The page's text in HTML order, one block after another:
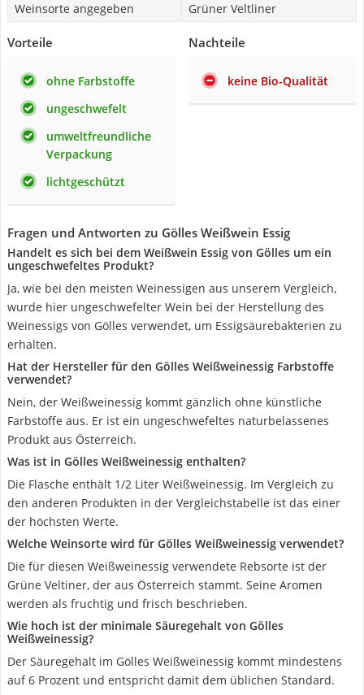
Weinsorte angegeben
Grüner Veltliner
Vorteile
ohne Farbstoffe
ungeschwefelt
umweltfreundliche
Verpackung
lichtgeschützt
Nachteile
keine Bio-Qualität
Fragen und Antworten zu Gölles Weißwein Essig
Handelt es sich bei dem Weißwein Essig von Gölles um ein
ungeschwefeltes Produkt?
Ja, wie bei den meisten Weinessigen aus unserem Vergleich,
wurde hier ungeschwefelter Wein bei der Herstellung des
Weinessigs von Gölles verwendet, um Essigsäurebakterien zu
erhalten.
Hat der Hersteller für den Gölles Weißweinessig Farbstoffe
verwendet?
Nein, der Weißweinessig kommt gänzlich ohne künstliche
Farbstoffe aus. Er ist ein ungeschwefeltes naturbelassenes
Produkt aus Österreich.
Was ist in Gölles Weißweinessig enthalten?
Die Flasche enthält 1/2 Liter Weißweinessig. Im Vergleich zu
den anderen Produkten in der Vergleichstabelle ist das einer
der höchsten Werte.
Welche Weinsorte wird für Gölles Weißweinessig verwendet?
Die für diesen Weißweinessig verwendete Rebsorte ist der
Grüne Veltiner, der aus Österreich stammt. Seine Aromen
werden als fruchtig und frisch beschrieben.
Wie hoch ist der minimale Säuregehalt von Gölles
Weißweinessig?
Der Säuregehalt im Gölles Weißweinessig kommt mindestens
auf 6 Prozent und entspricht damit dem üblichen Standard.